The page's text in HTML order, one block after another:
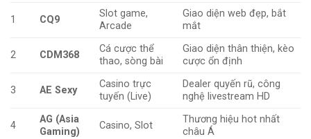
1 CQ9
Slot game,
Arcade
Giao diện web đẹp, bắt
mắt
2 CDM368
Cá cược thể
thao, sòng bài
Giao diện thân thiện, kèo
cược ổn định
3 AE Sexy
Casino trực
tuyến (Live)
Dealer quyến rũ, công
nghệ livestream HD
4
AG (Asia
Gaming)
Casino, Slot
Thương hiệu hot nhất
châu Á